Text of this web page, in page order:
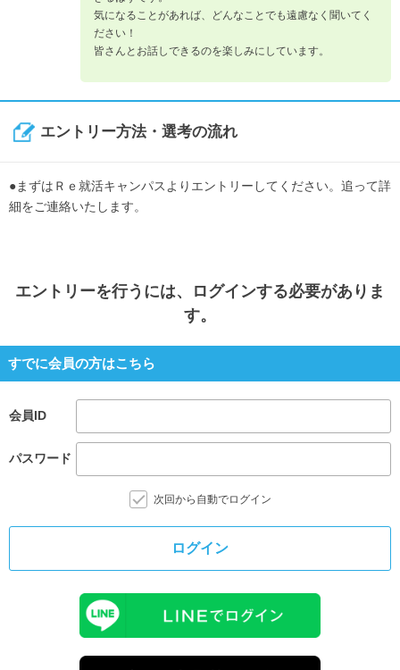
気になることがあれば、どんなことでも遠慮なく聞いてく
ださい！
皆さんとお話しできるのを楽しみにしています。
エントリー方法・選考の流れ
●まずはＲｅ就活キャンパスよりエントリーしてください。追って詳
細をご連絡いたします。
エントリーを行うには、ログインする必要がありま
す。
すでに会員の方はこちら
会員ID
パスワード
次回から自動でログイン
ログイン